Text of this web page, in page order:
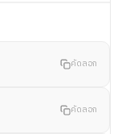
คัดลอก
คัดลอก